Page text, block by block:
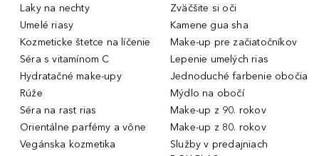
Laky na nechty
Umelé riasy
Kozmeticke štetce na líčenie
Séra s vitamínom C
Hydratačné make-upy
Rúže
Séra na rast rias
Orientálne parfémy a vône
Vegánska kozmetika
Zväčšite si oči
Kamene gua sha
Make-up pre začiatočníkov
Lepenie umelých rias
Jednoduché farbenie obočia
Mýdlo na obočí
Make-up z 90. rokov
Make-up z 80. rokov
Služby v predajniach